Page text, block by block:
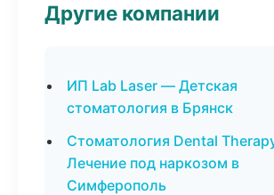
Другие компании
ИП Lab Laser — Детская
стоматология в Брянск
Стоматология Dental
Лечение под наркозом в
Симферополь